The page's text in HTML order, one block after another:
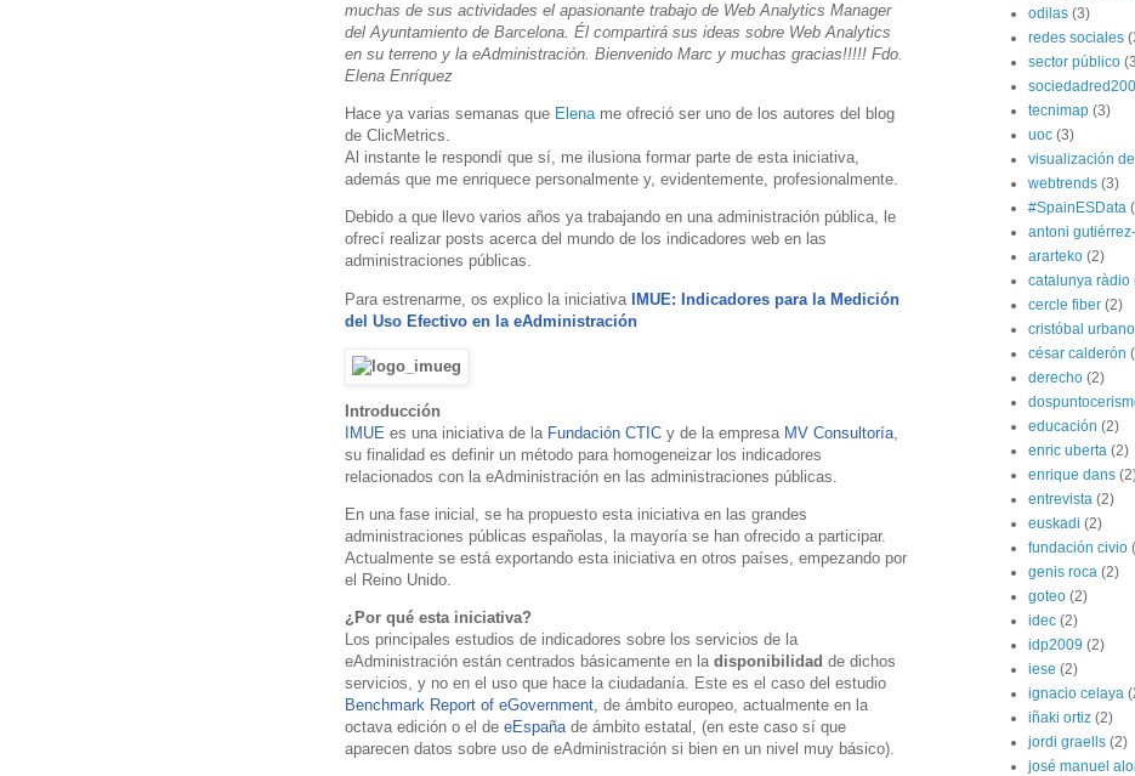
muchas de sus actividades el apasionante trabajo de Web Analytics Manager
del Ayuntamiento de Barcelona. Él compartirá sus ideas sobre Web Analytics
en su terreno y la eAdministración. Bienvenido Marc y muchas gracias!!!!! Fdo.
Elena Enríquez
Hace ya varias semanas que Elename ofreció ser uno de los autores del blog
de ClicMetrics.
Al instante le respondí que sí, me ilusiona formar parte de esta iniciativa,
además que me enriquece personalmente y, evidentemente, profesionalmente.
Debido a que llevo varios años ya trabajando en una administración pública, le
ofrecí realizar posts acerca del mundo de los indicadores web en las
administraciones públicas.
Para estrenarme, os explico la iniciativa IMUE: Indicadores para la Medición
del Uso Efectivo en la eAdministración
Introducción
IMUE es una iniciativa de la Fundación CTIC y de la empresa MV Consultoría
su finalidad es definir un método para homogeneizar los indicadores
relacionados con la eAdministración en las administraciones públicas.
En una fase inicial, se ha propuesto esta iniciativa en las grandes
administraciones públicas españolas, la mayoría se han ofrecido a participar.
Actualmente se está exportando esta iniciativa en otros países, empezando por
el Reino Unido.
¿Por qué esta iniciativa?
Los principales estudios de indicadores sobre los servicios de la
eAdministración están centrados básicamente en la disponibilidad de dichos
servicios, y no en el uso que hace la ciudadanía. Este es el caso del estudio
Benchmark Report of eGovernment, de ámbito europeo, actualmente en la
octava edición o el de eEspañade ámbito estatal, (en este caso sí que
aparecen datos sobre uso de eAdministración si bien en un nivel muy básico).
odilas (3)
redes sociales
sector público
tecnimap (3)
uoc (3)
visualización
webtrends (3)
#SpainESData
antoni
ararteko (2)
catalunya ràdio
cercle fiber (2)
cristóbal urbano
césar calderón
derecho (2)
educación (2)
enric uberta (2)
enrique dans
entrevista (2)
euskadi (2)
fundación civio
genis roca (2)
goteo (2)
idec (2)
idp2009 (2)
iese (2)
ignacio celaya
iñaki ortiz (2)
jordi graells (2)
josé manuel